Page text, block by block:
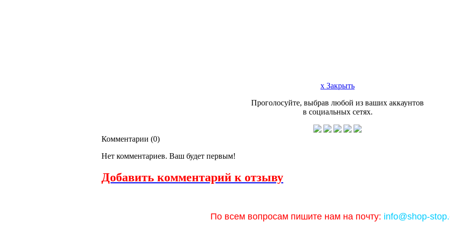
x Закрыть
Проголосуйте, выбрав любой из ваших аккаунтов
в социальных сетях.
Комментарии (0)
Нет комментариев. Ваш будет первым!
Добавить комментарий к отзыву
По всем вопросам пишите нам на почту: info@shop-